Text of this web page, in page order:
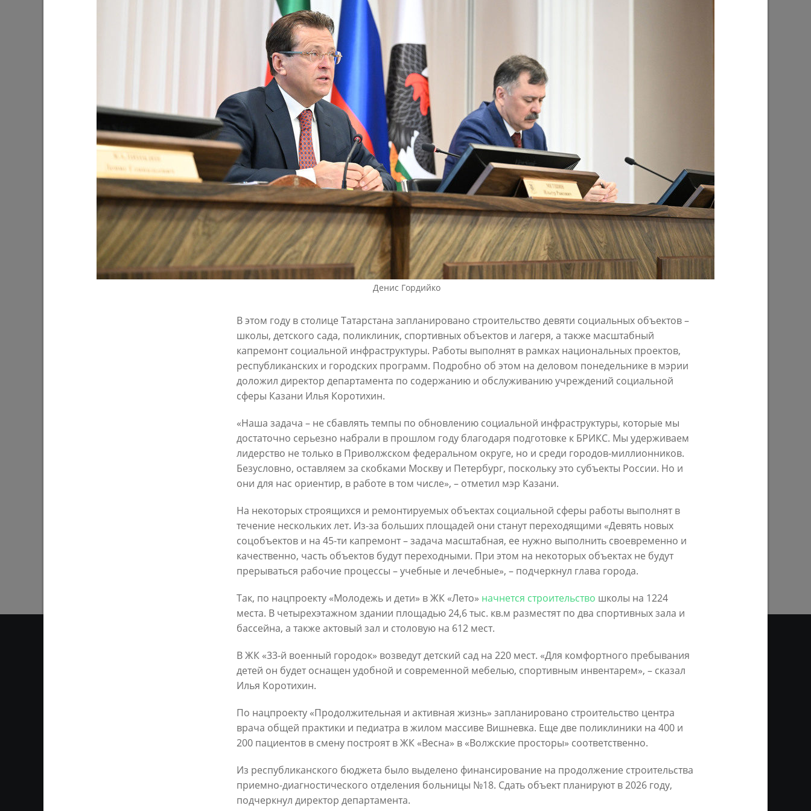
Ильсур Метшин: «Мы начали
обустраивать инфраструктуру
поселков для многодетных семей»
03/08/2026
В Казани выбрали лучшего
общественного воспитателя 2026 года
03/08/2026
Мэр Казани поблагодарил «Парковых
На «Новой волне» в Казани выступят
Олег Газманов, Николай Расторгуев,
Дима Билан, Филипп Киркоров
03/08/2026
И.Метшин: «В Салават Купере
строится один из самых больших
инклюзивных центров «Доброй
Казани»»
30/07/2026
Ильсур Метшин о строительстве
Центра спорта «Физра»: «Сюда
хочется прийти после работы и
заняться спортом»
И. Метшин: «Общее количество
засоров снижается, но до 60
аварийных выездов в день – это все
еще слишком много»
27/07/2026
В Казани отремонтируют в этом году
15,6 км сетей «Водоканала»
27/07/2026
В Казани предпринимателям начнут
предоставлять субсидии на
строительство пунктов приема
вторсырья
ПРЕДЫДУЩАЯ СТРАНИЦА
Денис Гордийко
В этом году в столице Татарстана запланировано строительство девяти социальных объектов –
школы, детского сада, поликлиник, спортивных объектов и лагеря, а также масштабный
капремонт социальной инфраструктуры. Работы выполнят в рамках национальных проектов,
республиканских и городских программ. Подробно об этом на деловом понедельнике в мэрии
доложил директор департамента по содержанию и обслуживанию учреждений социальной
сферы Казани Илья Коротихин.
«Наша задача – не сбавлять темпы по обновлению социальной инфраструктуры, которые мы
достаточно серьезно набрали в прошлом году благодаря подготовке к БРИКС. Мы удерживаем
лидерство не только в Приволжском федеральном округе, но и среди городов-миллионников.
Безусловно, оставляем за скобками Москву и Петербург, поскольку это субъекты России. Но и
они для нас ориентир, в работе в том числе», – отметил мэр Казани.
На некоторых строящихся и ремонтируемых объектах социальной сферы работы выполнят в
течение нескольких лет. Из-за больших площадей они станут переходящими «Девять новых
соцобъектов и на 45-ти капремонт – задача масштабная, ее нужно выполнить своевременно и
качественно, часть объектов будут переходными. При этом на некоторых объектах не будут
прерываться рабочие процессы – учебные и лечебные», – подчеркнул глава города.
Так, по нацпроекту «Молодежь и дети» в ЖК «Лето» начнется строительство школы на 1224
места. В четырехэтажном здании площадью 24,6 тыс. кв.м разместят по два спортивных зала и
бассейна, а также актовый зал и столовую на 612 мест.
В ЖК «33-й военный городок» возведут детский сад на 220 мест. «Для комфортного пребывания
детей он будет оснащен удобной и современной мебелью, спортивным инвентарем», – сказал
Илья Коротихин.
По нацпроекту «Продолжительная и активная жизнь» запланировано строительство центра
врача общей практики и педиатра в жилом массиве Вишневка. Еще две поликлиники на 400 и
200 пациентов в смену построят в ЖК «Весна» в «Волжские просторы» соответственно.
Из республиканского бюджета было выделено финансирование на продолжение строительства
приемно-диагностического отделения больницы №18. Сдать объект планируют в 2026 году,
подчеркнул директор департамента.
Официальный сайт Мэра Казани
ОТ ПЕРВОГО ЛИЦА НОВОСТИ БИОГРАФИЯ ФОТО ВИДЕО
Казань KZN.RU». Все материалы сайта Мэра Казани могут быть воспроизведены в любых средствах массовой информации, на серверах
сети Интернет или на любых иных носителях без каких-либо ограничений по объему и срокам публикации. Условием перепечатки и
ретрансляции является ссылка на первоисточник (в случае копирования информации портала в сети Интернет - интерактивная
ссылка). Предварительного согласия на перепечатку со стороны информационного агентства «Город Казань KZN.RU» и пресс-службы
ИНТЕРНЕТ-ПРИЕМНАЯ